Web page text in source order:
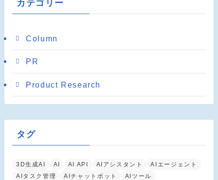
カテゴリー
Column
PR
Product Research
タグ
3D生成AI AI AI API AIアシスタント
AIエージェント
AIタスク管理
AIチャットボット
AIツール